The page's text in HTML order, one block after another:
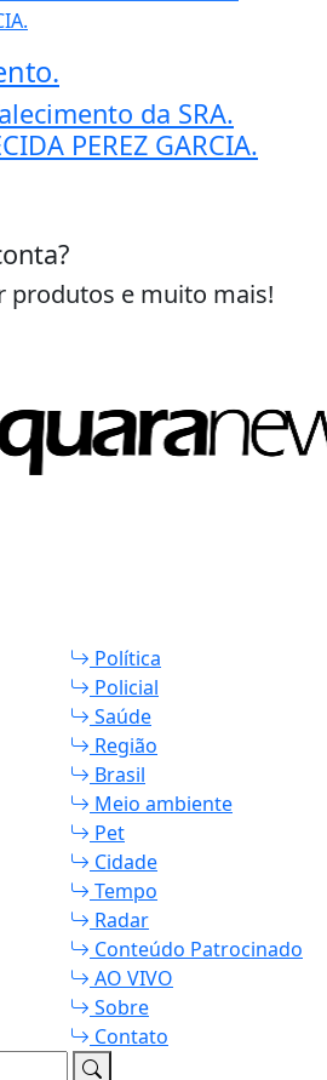
da SRA.
PEREZ GARCIA.
produtos e muito mais!
Política
Policial
Saúde
Região
Brasil
Meio ambiente
Pet
Cidade
Tempo
Radar
Conteúdo Patrocinado
AO VIVO
Sobre
Contato